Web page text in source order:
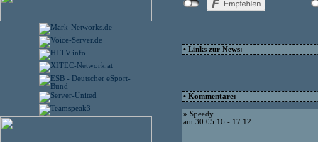
• Links zur News:
• Kommentare:
» Speedy
am 30.05.16 - 17:12